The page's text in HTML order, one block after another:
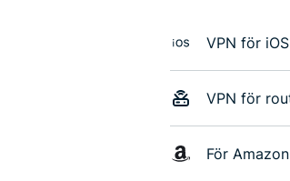
VPN för iOS
VPN för
För